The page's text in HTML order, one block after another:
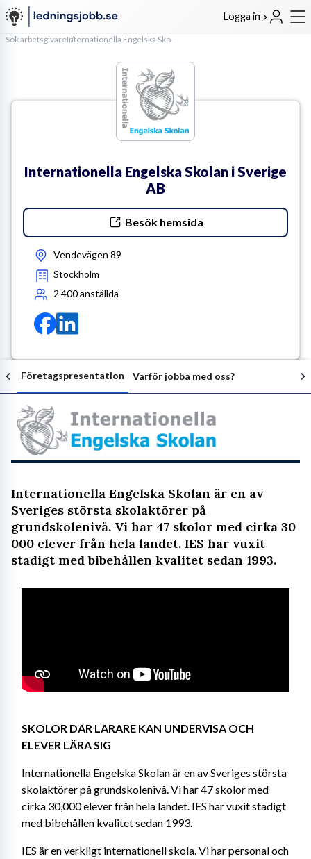
Logga in
Sök arbetsgivare Internationella Engelska Skolan i Sverige AB
Internationella Engelska Skolan i Sverige
AB
Besök hemsida
Vendevägen 89
Stockholm
2 400anställda
Företagspresentation Varför jobba med oss?
Internationella Engelska Skolan är en av
Sveriges största skolaktörer på
grundskolenivå. Vi har 47 skolor med cirka 30
000 elever från hela landet. IES har vuxit
stadigt med bibehållen kvalitet sedan 1993.
SKOLOR DÄR LÄRARE KAN UNDERVISA OCH
ELEVER LÄRA SIG
Internationella Engelska Skolan är en av Sveriges största
skolaktörer på grundskolenivå. Vi har 47 skolor med
cirka 30,000 elever från hela landet. IES har vuxit stadigt
med bibehållen kvalitet sedan 1993.
IES är en verkligt internationell skola. Vi har personal och